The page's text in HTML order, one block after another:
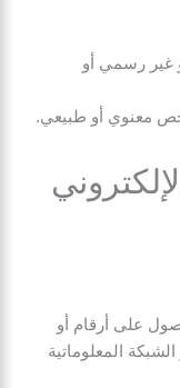
غير رسمي أو
معنوي أو طبيعي.
على أرقام أو
المعلوماتية